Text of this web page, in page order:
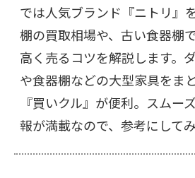
では人気ブランド『ニトリ』
棚の買取相場や、古い食器棚
高く売るコツを解説します。
や食器棚などの大型家具をま
『買いクル』が便利。スムー
報が満載なので、参考にして